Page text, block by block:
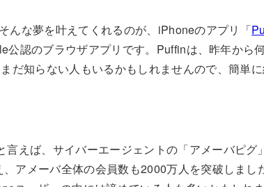
んな夢を叶えてくれるのが、iPhoneのアプリ「
公認のブラウザアプリです。Puffinは、昨年から
だ知らない人もいるかもしれませんので、簡単に
言えば、サイバーエージェントの「アメーバピグ
アメーバ全体の会員数も2000万人を突破しまし